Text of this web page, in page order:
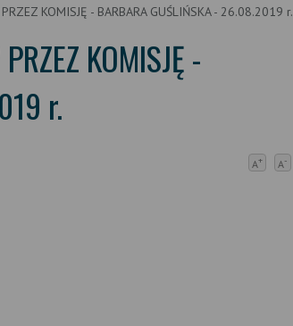
KOMISJĘ - BARBARA GUŚLIŃSKA - 26.08.2019 r.
KOMISJĘ -
r.
A+ A-